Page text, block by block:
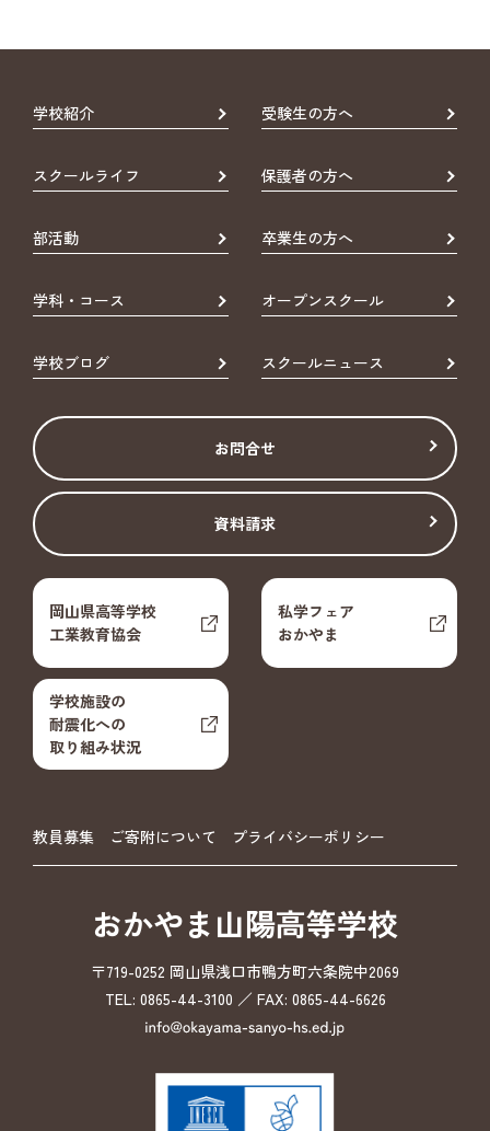
学校紹介 受験生の方へ
スクールライフ 保護者の方へ
部活動 卒業生の方へ
学科・コース オープンスクール
学校ブログ スクールニュース
お問合せ
資料請求
岡山県高等学校
工業教育協会
私学フェア
おかやま
学校施設の
耐震化への
取り組み状況
教員募集 ご寄附について プライバシーポリシー
おかやま山陽高等学校
〒719-0252 岡山県浅口市鴨方町六条院中2069
TEL: 0865-44-3100 ／ FAX: 0865-44-6626